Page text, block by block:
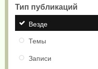
Тип публикаций
Везде
Темы
Записи